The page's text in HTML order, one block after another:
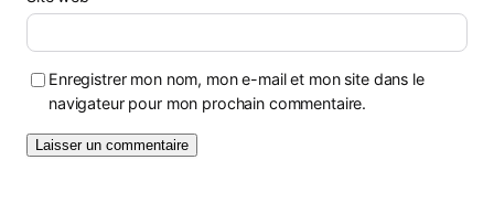
Enregistrer mon nom, mon e-mail et mon site dans le
navigateur pour mon prochain commentaire.